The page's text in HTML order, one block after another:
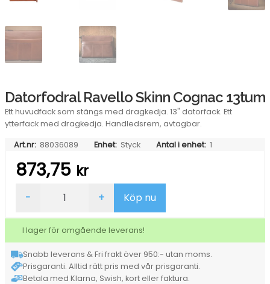
Datorfodral Ravello Skinn Cognac 13tum
Ett huvudfack som stängs med dragkedja. 13" datorfack. Ett
ytterfack med dragkedja. Handledsrem, avtagbar.
Art.nr: 88036089 Enhet: Styck Antal i enhet: 1
873,75 kr
Ravello
Cognac
13tum
mängd
- + Köp nu
I lager för omgående leverans!
Snabb leverans & Fri frakt över 950:- utan moms.
Prisgaranti. Alltid rätt pris med vår prisgaranti.
Betala med Klarna, Swish, kort eller faktura.